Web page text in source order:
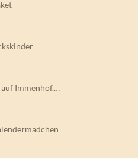
Immenhof.…